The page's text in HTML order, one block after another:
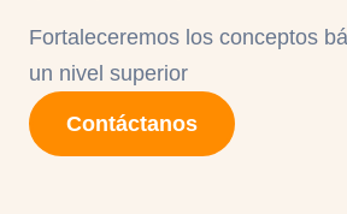
Fortaleceremos los conceptos
un nivel superior
Contáctanos